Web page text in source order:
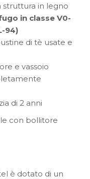
struttura in legno
in classe V0-
94)
di tè usate e
e vassoio
di 2 anni
con bollitore
è dotato di un